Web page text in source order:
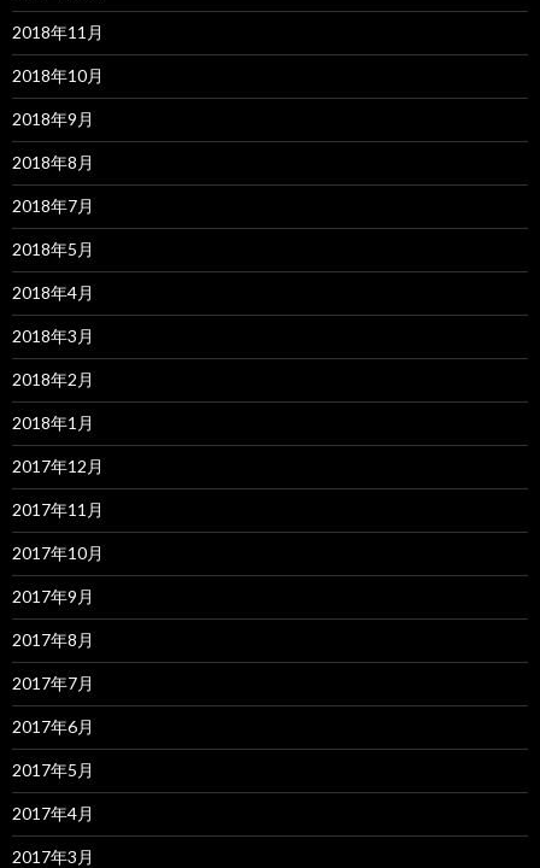
2018年11月
2018年10月
2018年9月
2018年8月
2018年7月
2018年5月
2018年4月
2018年3月
2018年2月
2018年1月
2017年12月
2017年11月
2017年10月
2017年9月
2017年8月
2017年7月
2017年6月
2017年5月
2017年4月
2017年3月